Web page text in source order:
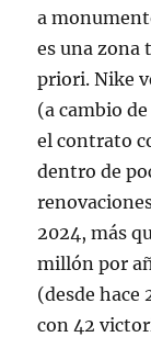
a
es una zona
priori. Nike
(a cambio
el contrato
dentro de
2024, más
millón por
(desde hace
con 42